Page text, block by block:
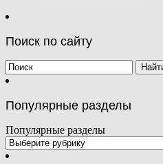
Поиск по сайту
Популярные разделы
Популярные разделы